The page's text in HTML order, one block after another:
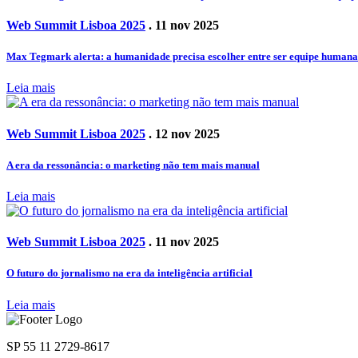
Web Summit Lisboa 2025 . 11 nov 2025
Max Tegmark alerta: a humanidade precisa escolher entre ser equipe
Leia mais
Web Summit Lisboa 2025 . 12 nov 2025
A era da ressonância: o marketing não tem mais manual
Leia mais
Web Summit Lisboa 2025 . 11 nov 2025
O futuro do jornalismo na era da inteligência artificial
Leia mais
SP 55 11 2729-8617